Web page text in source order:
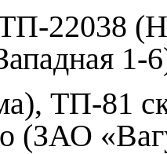
22038
ТП-81
(ЗАО